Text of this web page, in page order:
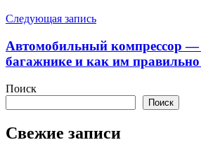
Следующая запись
Автомобильный компрессор —
багажнике и как им правильно
Поиск
Поиск
Свежие записи